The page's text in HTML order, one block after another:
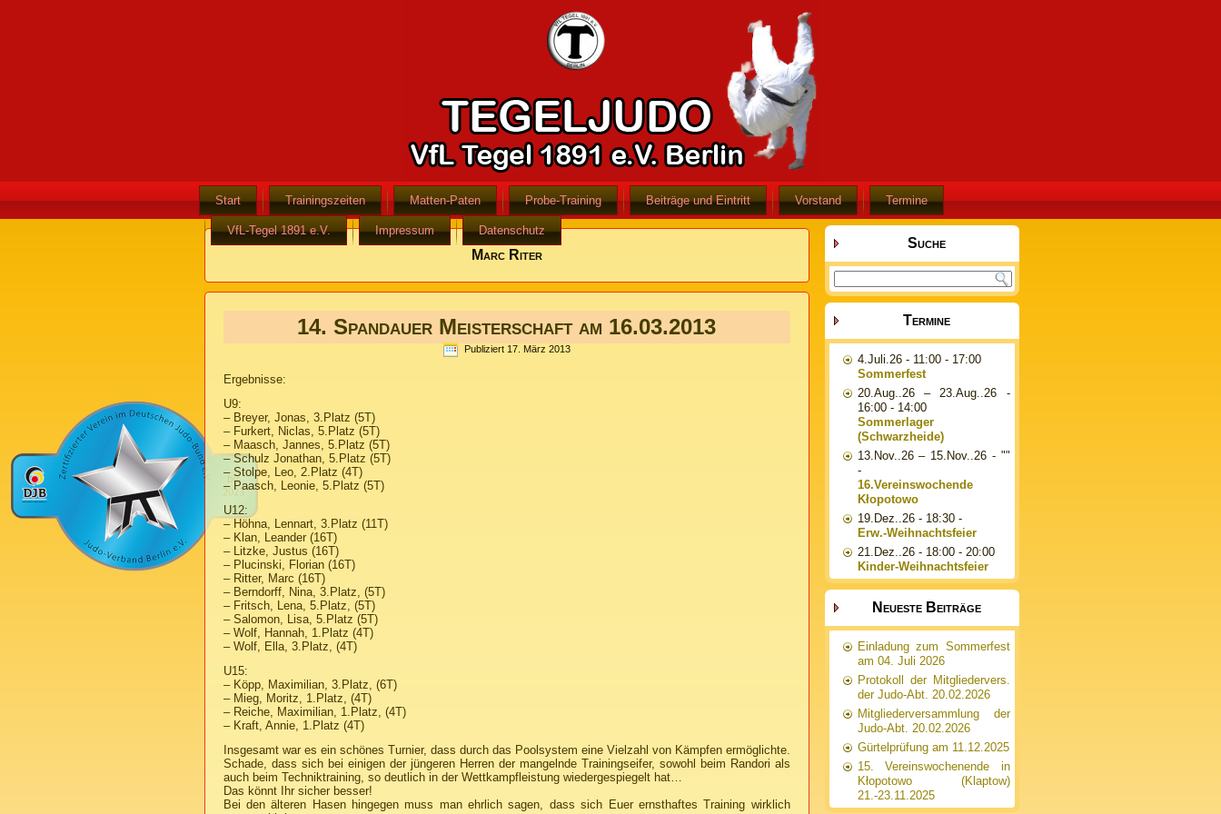
Start Trainingszeiten Matten-Paten Probe-Training Beiträge und Eintritt Vorstand Termine
VfL-Tegel 1891 e.V. Impressum Datenschutz
Marc Riter
14. Spandauer Meisterschaft am 16.03.2013
Publiziert 17. März 2013
Ergebnisse:
U9:
– Breyer, Jonas, 3.Platz (5T)
– Furkert, Niclas, 5.Platz (5T)
– Maasch, Jannes, 5.Platz (5T)
– Schulz Jonathan, 5.Platz (5T)
– Stolpe, Leo, 2.Platz (4T)
– Paasch, Leonie, 5.Platz (5T)
U12:
– Höhna, Lennart, 3.Platz (11T)
– Klan, Leander (16T)
– Litzke, Justus (16T)
– Plucinski, Florian (16T)
– Ritter, Marc (16T)
– Berndorff, Nina, 3.Platz, (5T)
– Fritsch, Lena, 5.Platz, (5T)
– Salomon, Lisa, 5.Platz (5T)
– Wolf, Hannah, 1.Platz (4T)
– Wolf, Ella, 3.Platz, (4T)
U15:
– Köpp, Maximilian, 3.Platz, (6T)
– Mieg, Moritz, 1.Platz, (4T)
– Reiche, Maximilian, 1.Platz, (4T)
– Kraft, Annie, 1.Platz (4T)
Insgesamt war es ein schönes Turnier, dass durch das Poolsystem eine Vielzahl von Kämpfen ermöglichte.
Schade, dass sich bei einigen der jüngeren Herren der mangelnde Trainingseifer, sowohl beim Randori als
auch beim Techniktraining, so deutlich in der Wettkampfleistung wiedergespiegelt hat…
Das könnt Ihr sicher besser!
Bei den älteren Hasen hingegen muss man ehrlich sagen, dass sich Euer ernsthaftes Training wirklich
Suche
Termine
4.Juli.26- 11:00 - 17:00
Sommerfest
20.Aug..26
– 23.Aug..26 -
16:00 - 14:00
Sommerlager
(Schwarzheide)
13.Nov..26 – 15.Nov..26 - ""
-
16.Vereinswochende
Kłopotowo
19.Dez..26- 18:30 -
Erw.-Weihnachtsfeier
21.Dez..26- 18:00 - 20:00
Kinder-Weihnachtsfeier
Neueste Beiträge
Einladung zum Sommerfest
am 04. Juli 2026
Protokoll der Mitgliedervers.
der Judo-Abt. 20.02.2026
Mitgliederversammlung der
Judo-Abt. 20.02.2026
Gürtelprüfung am 11.12.2025
15. Vereinswochenende in
Kłopotowo (Klaptow)
21.-23.11.2025